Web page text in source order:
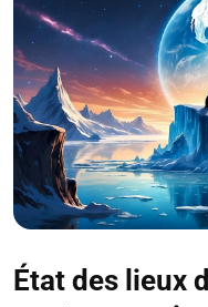
État des lieux